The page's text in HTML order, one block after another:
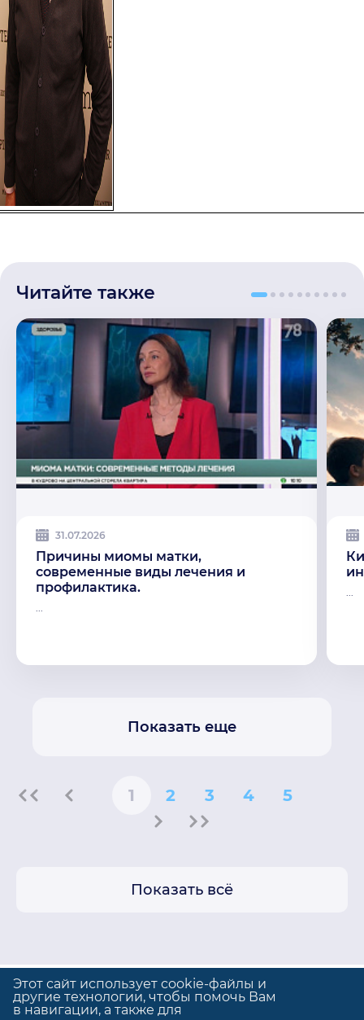
Читайте также
31.07.2026
Причины миомы матки,
современные виды лечения и
профилактика.
Показать еще
1 2 3 4 5
Показать всё
Этот сайт использует cookie-файлы и
другие технологии, чтобы помочь Вам
в навигации, а также для